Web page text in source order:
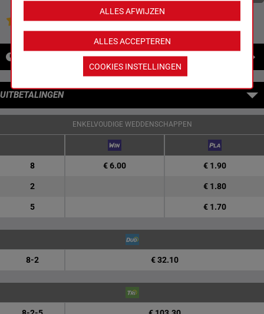
Jouw favoriete paarden
UITBETALINGEN
ENKELVOUDIGE WEDDENSCHAPPEN
8 € 6.00 € 1.90
2 € 1.80
5 € 1.70
8-2 € 32.10
ALLES ACCEPTEREN
ALLES AFWIJZEN
COOKIES INSTELLINGEN